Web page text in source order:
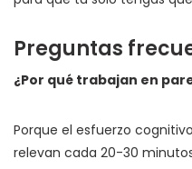
Preguntas
¿Por qué trabajan en
Porque el esfuerzo
relevan cada 20-30